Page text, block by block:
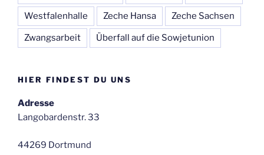
Westfalenhalle Zeche Hansa Zeche Sachsen
Zwangsarbeit Überfall auf die Sowjetunion
HIER FINDEST DU UNS
Adresse
Langobardenstr. 33
44269 Dortmund